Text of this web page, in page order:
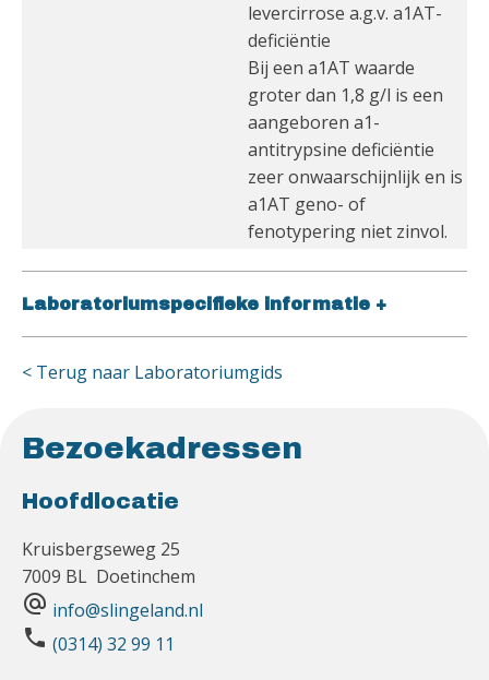
levercirrose a.g.v. a1AT-
deficiëntie
Bij een a1AT waarde
groter dan 1,8 g/l is een
aangeboren a1-
antitrypsine deficiëntie
zeer onwaarschijnlijk en is
a1AT geno- of
fenotypering niet zinvol.
Laboratoriumspecifieke informatie +
< Terug naar Laboratoriumgids
Bezoekadressen
Hoofdlocatie
Kruisbergseweg 25
7009 BL Doetinchem
alternate_email info@slingeland.nl
phone (0314) 32 99 11